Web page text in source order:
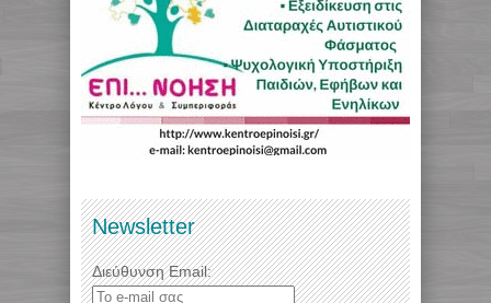
Newsletter
Διεύθυνση Email: